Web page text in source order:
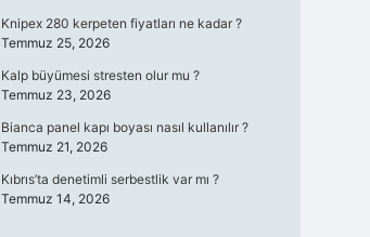
Knipex 280 kerpeten fiyatları ne kadar ?
Temmuz 25, 2026
Kalp büyümesi stresten olur mu ?
Temmuz 23, 2026
Bianca panel kapı boyası nasıl kullanılır ?
Temmuz 21, 2026
Kıbrıs’ta denetimli serbestlik var mı ?
Temmuz 14, 2026